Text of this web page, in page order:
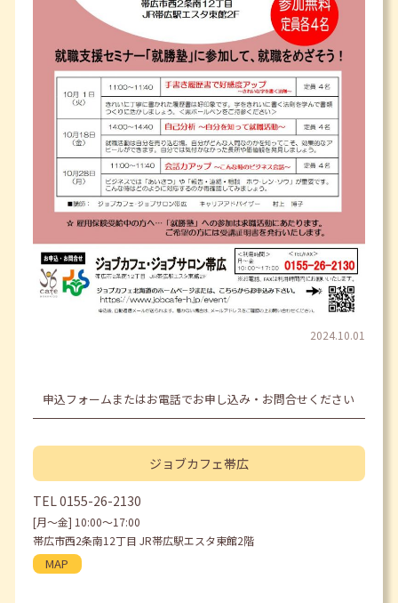
2024.10.01
申込フォームまたはお電話でお申し込み・お問合せください
ジョブカフェ帯広
TEL 0155-26-2130
[月〜金] 10:00〜17:00
帯広市西2条南12丁目 JR帯広駅エスタ東館2階
MAP